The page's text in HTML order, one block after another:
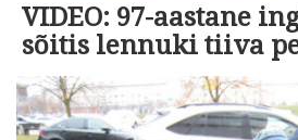
VIDEO: 97-aastane
sõitis lennuki tiiva